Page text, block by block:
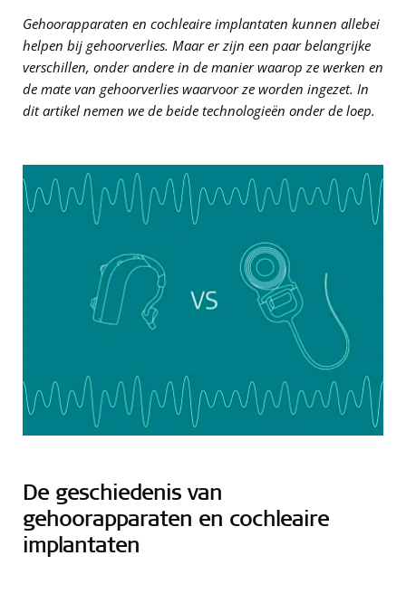
Gehoorapparaten en cochleaire implantaten kunnen allebei
helpen bij gehoorverlies. Maar er zijn een paar belangrijke
verschillen, onder andere in de manier waarop ze werken en
de mate van gehoorverlies waarvoor ze worden ingezet. In
dit artikel nemen we de beide technologieën onder de loep.
De geschiedenis van
gehoorapparaten en cochleaire
implantaten